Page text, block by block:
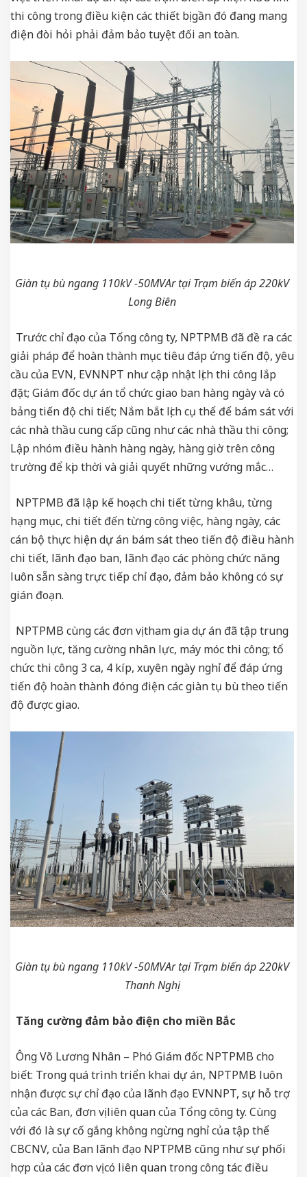
thi công trong điều kiện các thiết bị gần đó đang mang
điện đòi hỏi phải đảm bảo tuyệt đối an toàn.
Giàn tụ bù ngang 110kV -50MVAr tại Trạm biến áp 220kV
Long Biên
Trước chỉ đạo của Tổng công ty, NPTPMB đã đề ra các
giải pháp để hoàn thành mục tiêu đáp ứng tiến độ, yêu
cầu của EVN, EVNNPT như cập nhật lịch thi công lắp
đặt; Giám đốc dự án tổ chức giao ban hàng ngày và có
bảng tiến độ chi tiết; Nắm bắt lịch cụ thể để bám sát với
các nhà thầu cung cấp cũng như các nhà thầu thi công;
Lập nhóm điều hành hàng ngày, hàng giờ trên công
trường để kịp thời và giải quyết những vướng mắc…
NPTPMB đã lập kế hoạch chi tiết từng khâu, từng
hạng mục, chi tiết đến từng công việc, hàng ngày, các
cán bộ thực hiện dự án bám sát theo tiến độ điều hành
chi tiết, lãnh đạo ban, lãnh đạo các phòng chức năng
luôn sẵn sàng trực tiếp chỉ đạo, đảm bảo không có sự
gián đoạn.
NPTPMB cùng các đơn vị tham gia dự án đã tập trung
nguồn lực, tăng cường nhân lực, máy móc thi công; tổ
chức thi công 3 ca, 4 kíp, xuyên ngày nghỉ để đáp ứng
tiến độ hoàn thành đóng điện các giàn tụ bù theo tiến
độ được giao.
Giàn tụ bù ngang 110kV -50MVAr tại Trạm biến áp 220kV
Thanh Nghị
Tăng cường đảm bảo điện cho miền Bắc
Ông Võ Lương Nhân – Phó Giám đốc NPTPMB cho
biết: Trong quá trình triển khai dự án, NPTPMB luôn
nhận được sự chỉ đạo của lãnh đạo EVNNPT, sự hỗ trợ
của các Ban, đơn vị liên quan của Tổng công ty. Cùng
với đó là sự cố gắng không ngừng nghỉ của tập thể
CBCNV, của Ban lãnh đạo NPTPMB cũng như sự phối
hợp của các đơn vị có liên quan trong công tác điều